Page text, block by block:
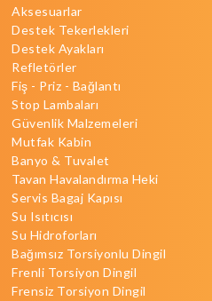
Aksesuarlar
Destek Tekerlekleri
Destek Ayakları
Refletörler
Fiş - Priz - Bağlantı
Stop Lambaları
Güvenlik Malzemeleri
Mutfak Kabin
Banyo & Tuvalet
Tavan Havalandırma Heki
Servis Bagaj Kapısı
Su Isıtıcısı
Su Hidroforları
Bağımsız Torsiyonlu Dingil
Frenli Torsiyon Dingil
Frensiz Torsiyon Dingil